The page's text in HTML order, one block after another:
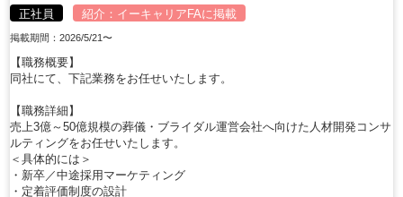
正社員 紹介： イーキャリアFAに掲載
掲載期間：2026/5/21〜
【職務概要】
同社にて、下記業務をお任せいたします。
【職務詳細】
売上3億～50億規模の葬儀・ブライダル運営会社へ向けた人材開発コンサ
ルティングをお任せいたします。
＜具体的には＞
・新卒／中途採用マーケティング
・定着評価制度の設計